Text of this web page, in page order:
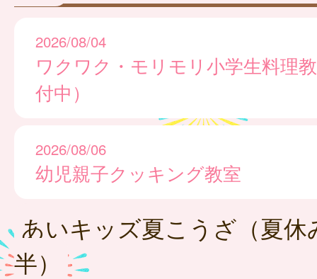
2026/08/04
ワクワク・モリモリ小学生料理
付中）
2026/08/06
幼児親子クッキング教室
あいキッズ夏こうざ（夏
半）